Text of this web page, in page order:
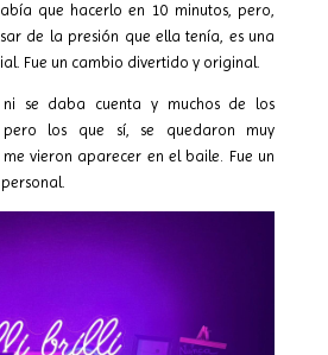
que hacerlo en 10 minutos, pero,
de la presión que ella tenía, es una
Fue un cambio divertido y original.
ni se daba cuenta y muchos de los
pero los que sí, se quedaron muy
vieron aparecer en el baile. Fue un